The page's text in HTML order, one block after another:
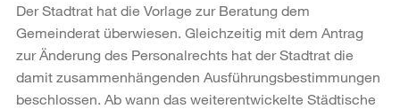
Der Stadtrat hat die Vorlage zur Beratung dem
Gemeinderat überwiesen. Gleichzeitig mit dem Antrag
zur Änderung des Personalrechts hat der Stadtrat die
damit zusammenhängenden Ausführungsbestimmungen
beschlossen. Ab wann das weiterentwickelte Städtische